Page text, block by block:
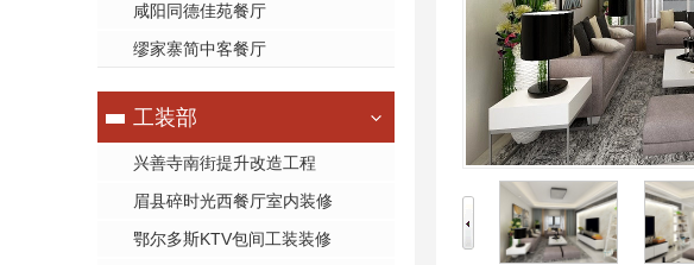
咸阳同德佳苑餐厅
缪家寨简中客餐厅
工装部
兴善寺南街提升改造工程
眉县碎时光西餐厅室内装修
鄂尔多斯KTV包间工装装修